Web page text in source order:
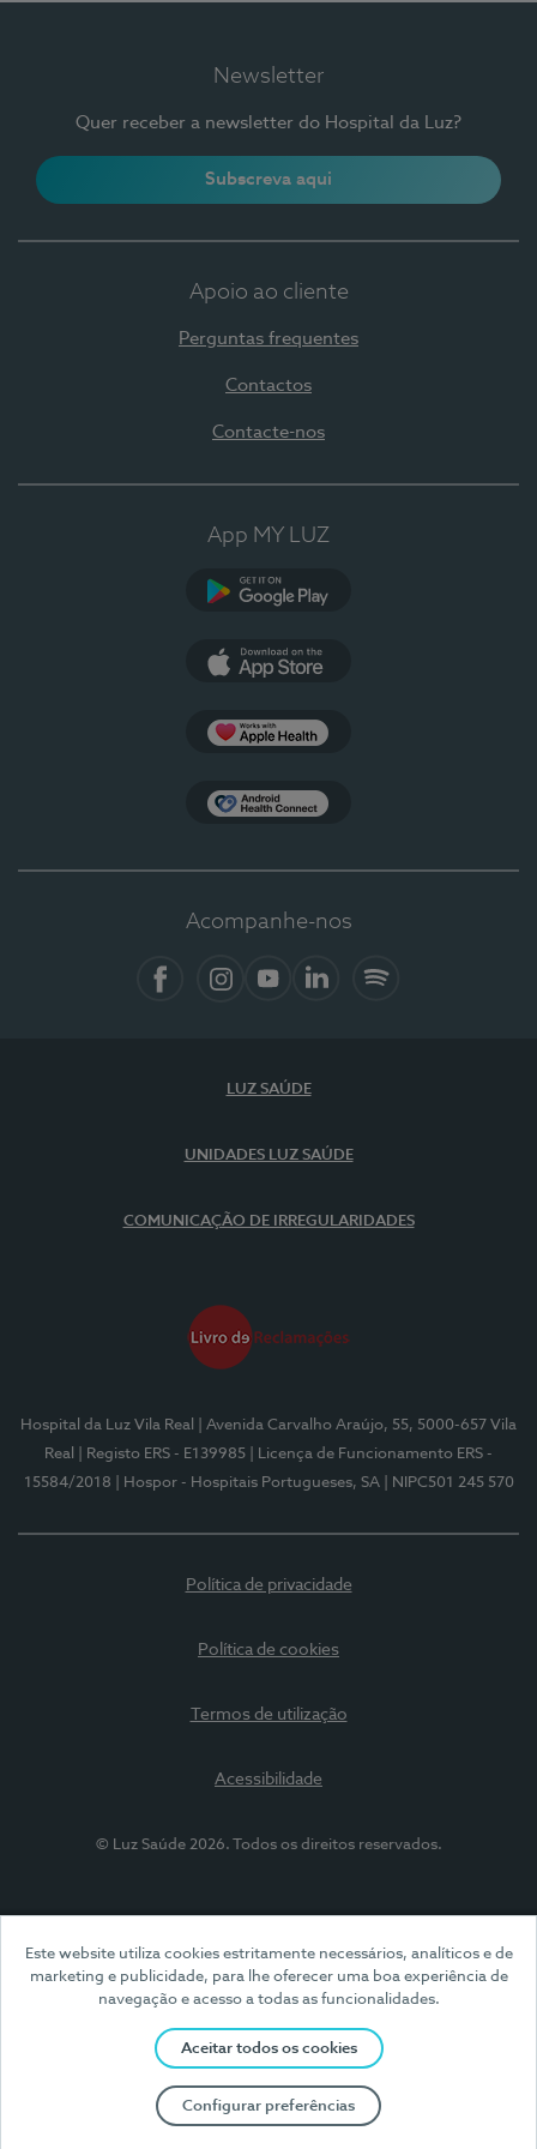
Este website utiliza cookies estritamente necessários, analíticos e de
marketing e publicidade, para lhe oferecer uma boa experiência de
navegação e acesso a todas as funcionalidades.
Aceitar todos os cookies
Configurar preferências
Newsletter
Quer receber a newsletter do Hospital da Luz?
Subscreva aqui
Apoio ao cliente
Perguntas frequentes
Contactos
Contacte-nos
App MY LUZ
Acompanhe-nos
LUZ SAÚDE
UNIDADES LUZ SAÚDE
COMUNICAÇÃO DE IRREGULARIDADES
Hospital da Luz Vila Real
| Avenida Carvalho Araújo, 55, 5000-657 Vila
Real
| Registo ERS - E139985
| Licença de Funcionamento ERS -
15584/2018
| Hospor - Hospitais Portugueses, SA | NIPC501 245 570
Política de privacidade
Política de cookies
Termos de utilização
Acessibilidade
© Luz Saúde 2026. Todos os direitos reservados.